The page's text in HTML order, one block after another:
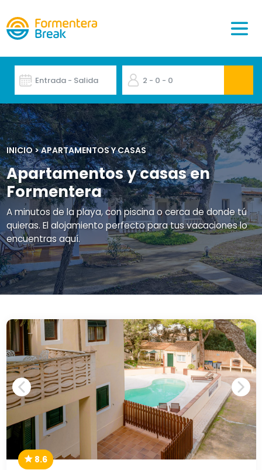
Entrada - Salida 2 - 0 - 0
INICIO>APARTAMENTOS Y CASAS
Apartamentos y casas en
Formentera
A minutos de la playa, con piscina o cerca de donde tú
quieras. El alojamiento perfecto para tus vacaciones lo
encuentras aquí.
8.6